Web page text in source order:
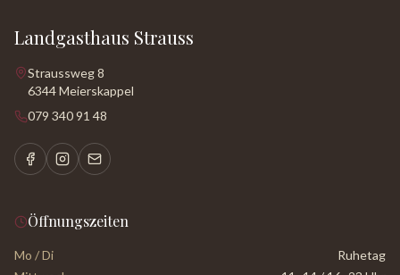
Landgasthaus Strauss
Straussweg 8
6344 Meierskappel
079 340 91 48
Öffnungszeiten
Mo / Di
Ruhetag